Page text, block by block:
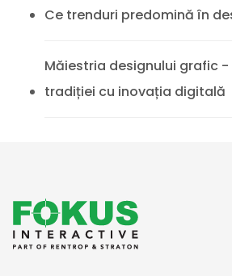
Ce trenduri predomină în
Măiestria designului grafic
tradiției cu inovația digitală